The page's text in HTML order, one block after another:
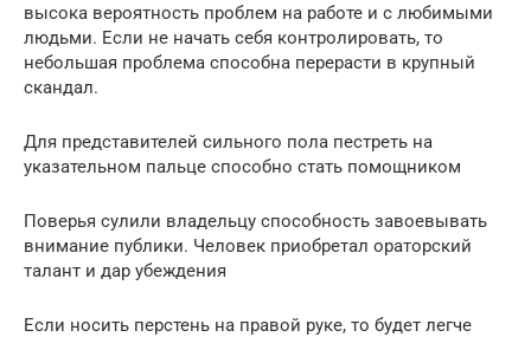
высока вероятность проблем на работе и с любимыми
людьми. Если не начать себя контролировать, то
небольшая проблема способна перерасти в крупный
скандал.
Для представителей сильного пола пестреть на
указательном пальце способно стать помощником
Поверья сулили владельцу способность завоевывать
внимание публики. Человек приобретал ораторский
талант и дар убеждения
Если носить перстень на правой руке, то будет легче